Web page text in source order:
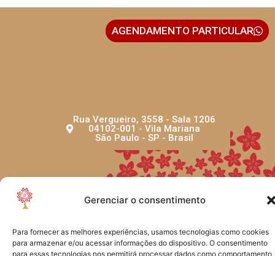
Gerenciar o consentimento
Para fornecer as melhores experiências, usamos tecnologias como cookies
para armazenar e/ou acessar informações do dispositivo. O consentimento
para essas tecnologias nos permitirá processar dados como comportamento
Rua Vergueiro, 3558 - Sala 1206
04102-001 - Vila Mariana
São Paulo - SP - Brasil
AGENDAMENTO PARTICULAR
CRIADO POR TYF DESIGN